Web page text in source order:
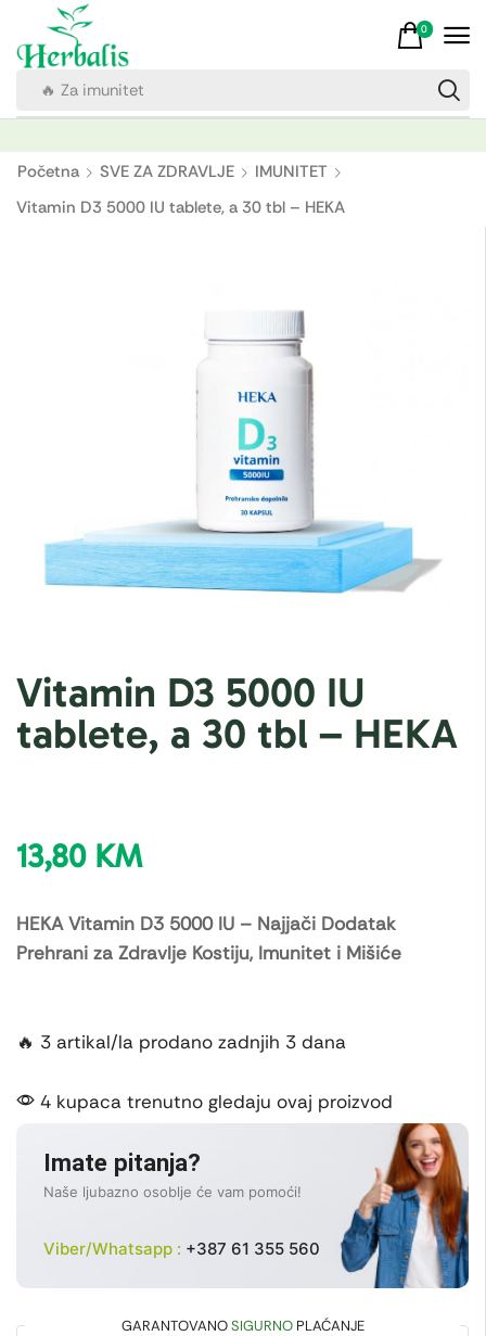
🔥 Za imunitet
0
Početna SVE ZA ZDRAVLJE
IMUNITET
Vitamin D3 5000 IU tablete, a 30 tbl – HEKA
Vitamin D3 5000 IU
tablete, a 30 tbl – HEKA
13,80 KM
HEKA Vitamin D3 5000 IU – Najjači Dodatak
Prehrani za Zdravlje Kostiju, Imunitet i Mišiće
🔥 3 artikal/la prodano zadnjih 3 dana
4 kupaca trenutno gledaju ovaj proizvod
Imate pitanja?
Naše ljubazno osoblje će vam pomoći!
Viber/Whatsapp : +387 61 355 560
GARANTOVANOSIGURNOPLAĆANJE